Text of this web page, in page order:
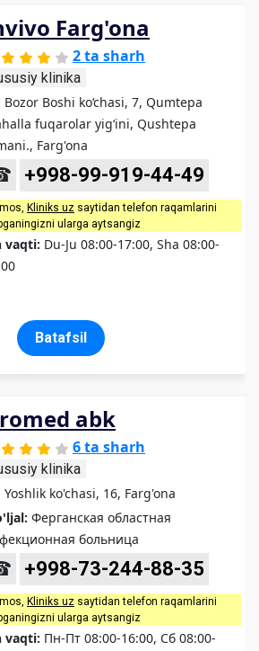
Farg'ona
2 ta sharh
klinika
Bozor Boshi ko‘chasi, 7, Qumtepa
fuqarolar yig‘ini, Qushtepa
Farg'ona
+998-99-919-44-49
Kliniks uz saytidan telefon raqamlarini
ularga aytsangiz
vaqti: Du-Ju 08:00-17:00, Sha 08:00-
Batafsil
abk
6 ta sharh
klinika
Yoshlik ko'chasi, 16, Farg'ona
Ферганская областная
больница
+998-73-244-88-35
Kliniks uz saytidan telefon raqamlarini
ularga aytsangiz
vaqti: Пн-Пт 08:00-16:00, Сб 08:00-